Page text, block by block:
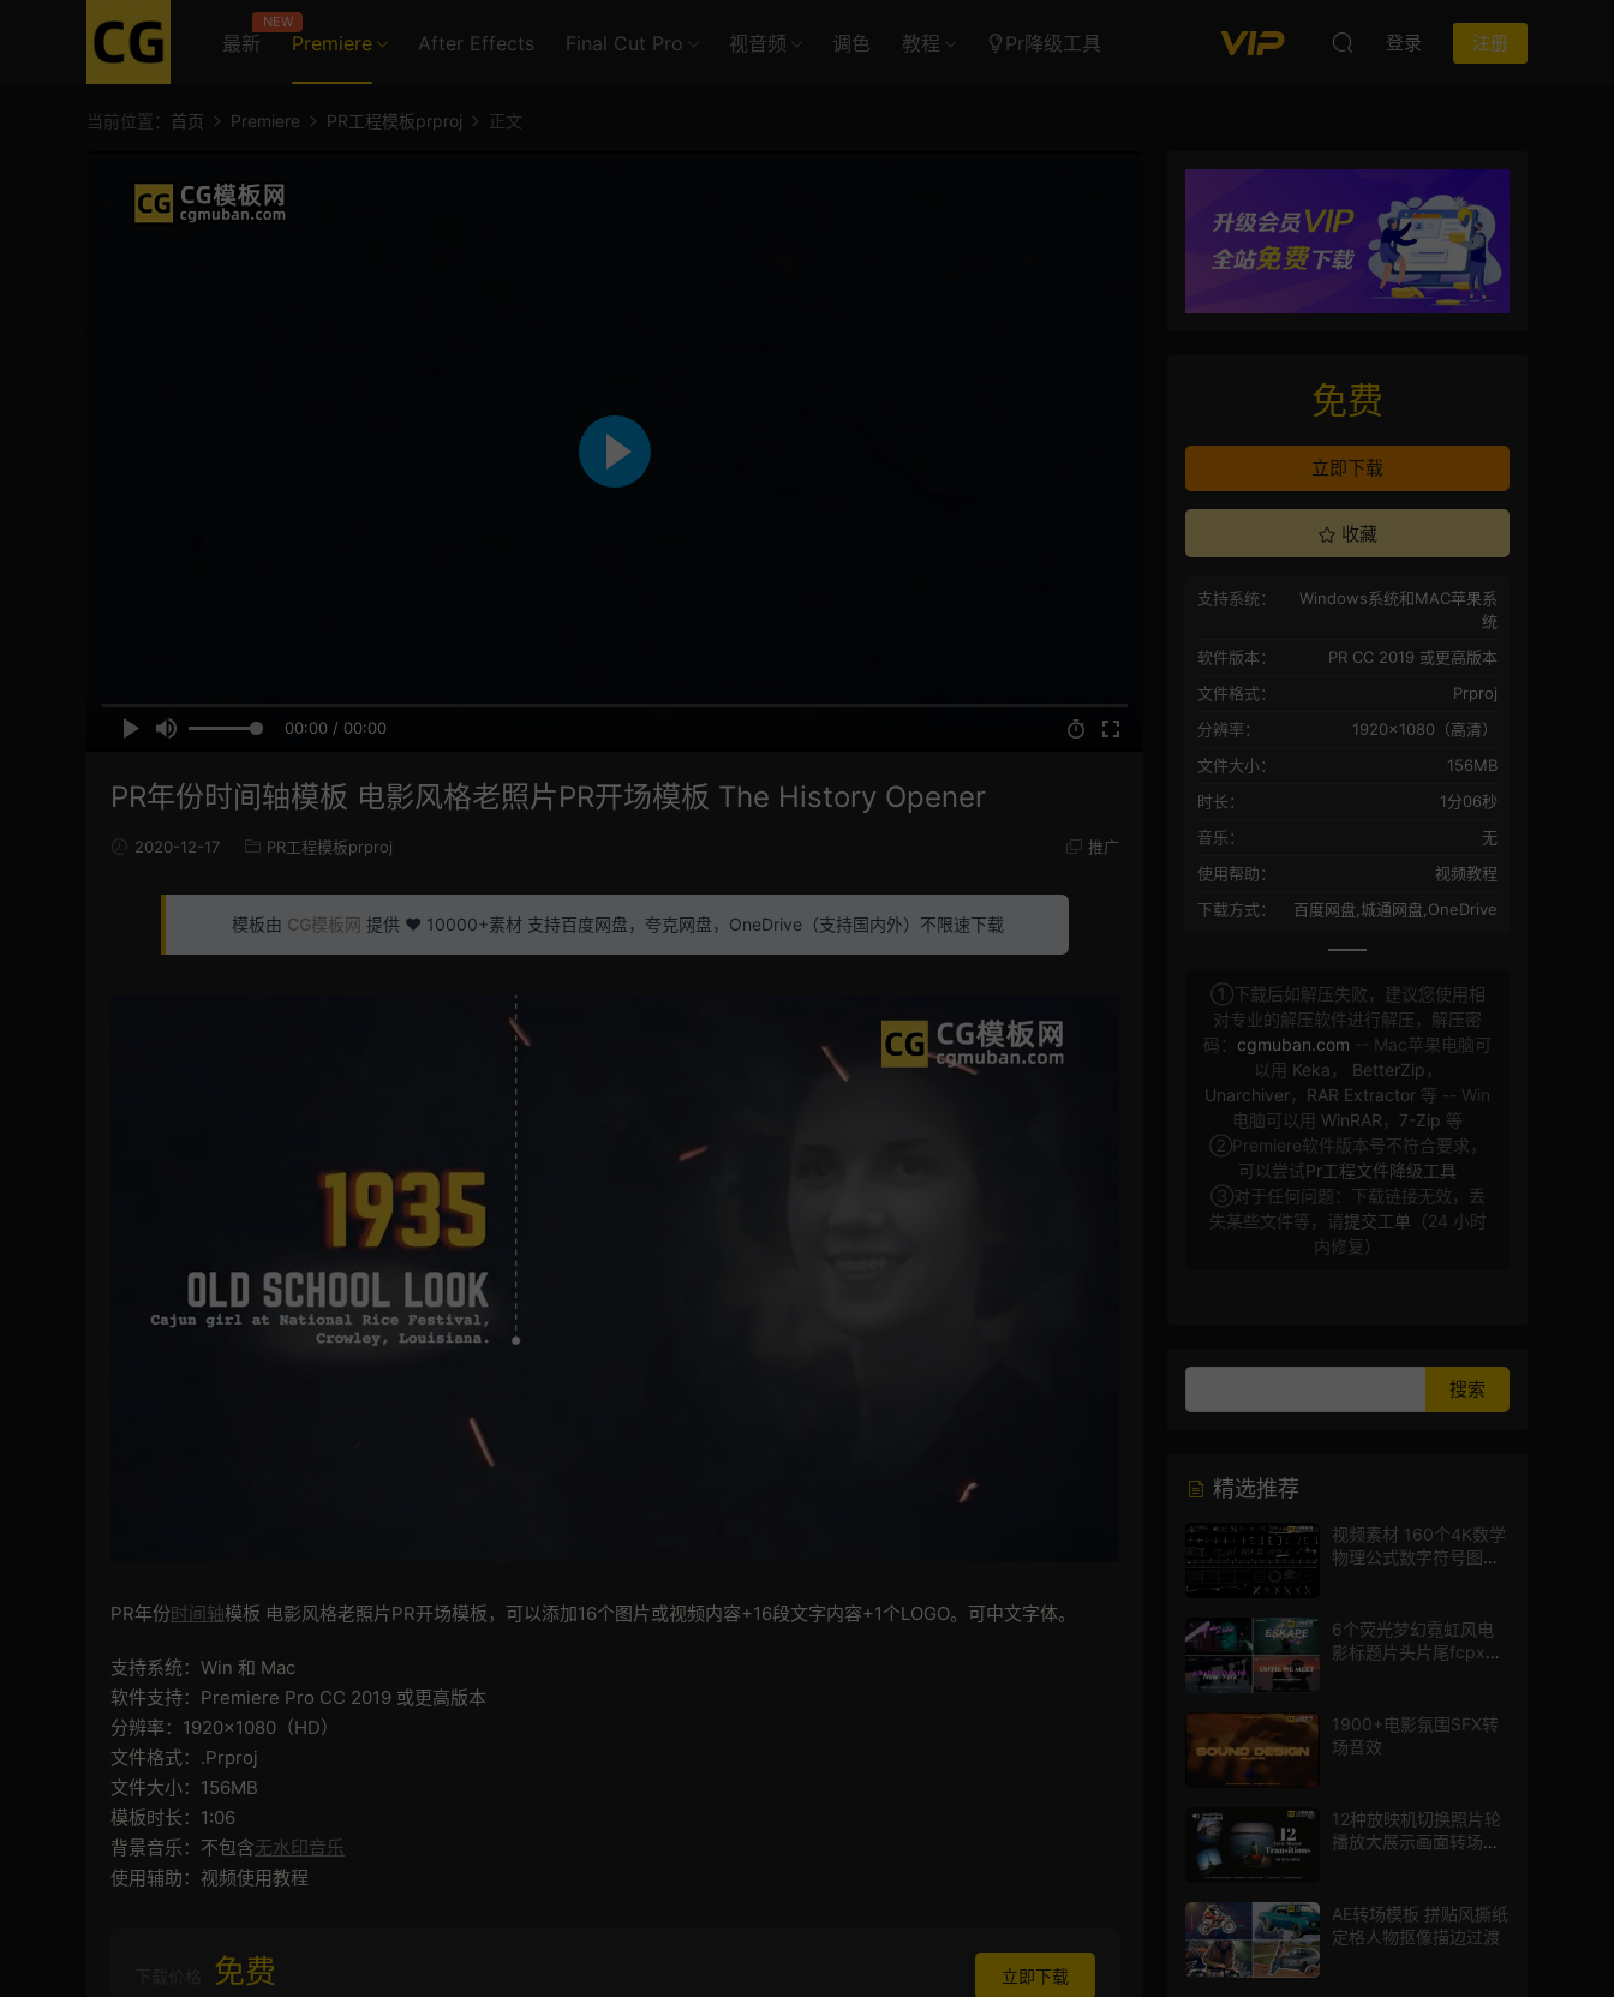
最新
NEW
Premiere After Effects Final Cut Pro 视音频 调色 教程 Pr降级工具 登录 注册
当前位置： 首页 Premiere PR工程模板prproj 正文
00:00 / 00:00
PR年份时间轴模板 电影风格老照片PR开场模板 The History Opener
2020-12-17 PR工程模板prproj 推广
模板由 CG模板网 提供 ❤️ 10000+素材 支持百度网盘，夸克网盘，OneDrive（支持国内外）不限速下载
PR年份时间轴模板 电影风格老照片PR开场模板，可以添加16个图片或视频内容+16段文字内容+1个LOGO。可中文字体。
支持系统：Win 和 Mac
软件支持：Premiere Pro CC 2019 或更高版本
分辨率：1920×1080（HD）
文件格式：.Prproj
文件大小：156MB
模板时长：1:06
背景音乐：不包含无水印音乐
使用辅助：视频使用教程
免费 立即下载
免费
立即下载
收藏
支持系统：
Windows系统和MAC苹果系
统
软件版本：
PR CC 2019 或更高版本
文件格式：
Prproj
分辨率：
1920×1080（高清）
文件大小：
156MB
时长：
1分06秒
音乐：
无
使用帮助：
视频教程
下载方式：
百度网盘,城通网盘,OneDrive
①下载后如解压失败，建议您使用相
对专业的解压软件进行解压，解压密
码： cgmuban.com -- Mac苹果电脑可
以用 Keka ， BetterZip ，
Unarchiver， RAR Extractor 等 -- Win
电脑可以用 WinRAR ， 7-Zip 等
②Premiere软件版本号不符合要求，
可以尝试Pr工程文件降级工具
③对于任何问题：下载链接无效，丢
失某些文件等，请提交工单 （24 小时
内修复）
精选推荐
视频素材 160个4K数学
物理公式数字符号图标
6个荧光梦幻霓虹风电
影标题片头片尾fcpx插
1900+电影氛围SFX转
场音效
12种放映机切换照片轮
播放大展示画面转场动
AE转场模板 拼贴风撕纸
定格人物抠像描边过渡